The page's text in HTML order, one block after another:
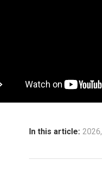
In this article: 2026,